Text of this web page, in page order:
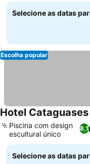
Selecione as datas
Escolha popular
Hotel Cataguases
8,1
Piscina com design
escultural único
Selecione as datas